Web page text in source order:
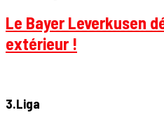
Le Bayer Leverkusen
extérieur !
3.Liga